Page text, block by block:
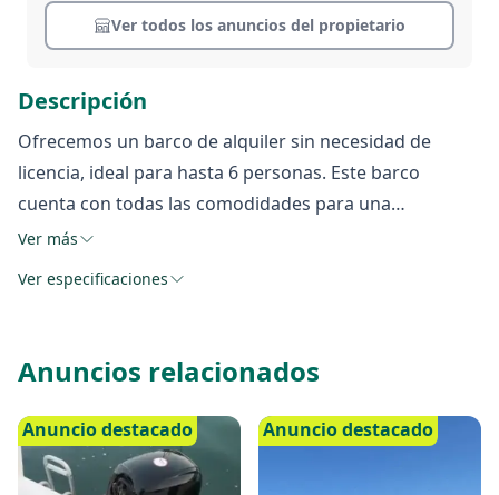
Descripción
Ofrecemos un barco de alquiler sin necesidad de
licencia, ideal para hasta 6 personas. Este barco
cuenta con todas las comodidades para una
experiencia inolvidable en el agua. Disfruta del sol en
radio, y accede al agua fácilmente con la escalera
cuando lo necesites. Para los amantes del mar,
las maravillas submarinas. ¡Zarpe con nosotros y viva
una aventura única!
Ver más
Ver especificaciones
Ver todos los anuncios del propietario
Anuncios relacionados
Anuncio destacado Anuncio destacado